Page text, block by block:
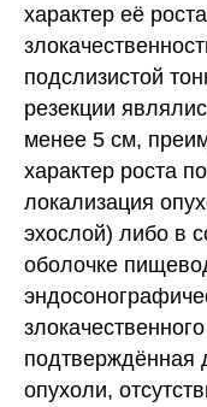
характер её
подслизистой
резекции
менее 5 см,
характер роста
локализация
эхослой) либо в
оболочке
подтверждённая
опухоли,